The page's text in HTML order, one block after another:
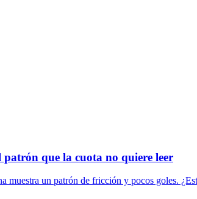
que la cuota no quiere leer
muestra un patrón de fricción y pocos goles.